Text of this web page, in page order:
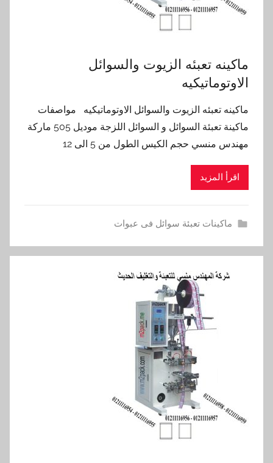
ماكينه تعبئه الزيوت والسوائل
الاوتوماتيكيه
ماكينه تعبئه الزيوت والسوائل الاوتوماتيكيه مواصفات
ماكينة تعبئة السوائل و السوائل اللزجة موديل 505 ماركة
مهندس منسي حجم الكيس الطول من 5 الى 12
اقرأ المزيد
ماكينات تعبئة سوائل فى عبوات